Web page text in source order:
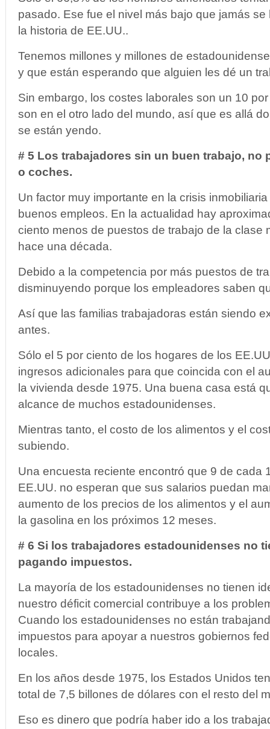
pasado. Ese fue el nivel más bajo que jamás
la historia de EE.UU..
Tenemos millones y millones de
y que están esperando que alguien les dé un
Sin embargo, los costes laborales son un 10
son en el otro lado del mundo, así que es allá
se están yendo.
# 5 Los trabajadores sin un buen trabajo, no
o coches.
Un factor muy importante en la crisis
buenos empleos. En la actualidad hay
ciento menos de puestos de trabajo de la clase
hace una década.
Debido a la competencia por más puestos de
disminuyendo porque los empleadores saben
Así que las familias trabajadoras están siendo
antes.
Sólo el 5 por ciento de los hogares de los
ingresos adicionales para que coincida con el
la vivienda desde 1975. Una buena casa está
alcance de muchos estadounidenses.
Mientras tanto, el costo de los alimentos y el
subiendo.
Una encuesta reciente encontró que 9 de cada
EE.UU. no esperan que sus salarios puedan
aumento de los precios de los alimentos y el
la gasolina en los próximos 12 meses.
# 6 Si los trabajadores estadounidenses no
pagando impuestos.
La mayoría de los estadounidenses no tienen
nuestro déficit comercial contribuye a los
Cuando los estadounidenses no están
impuestos para apoyar a nuestros gobiernos
locales.
En los años desde 1975, los Estados Unidos
total de 7,5 billones de dólares con el resto del
Eso es dinero que podría haber ido a los